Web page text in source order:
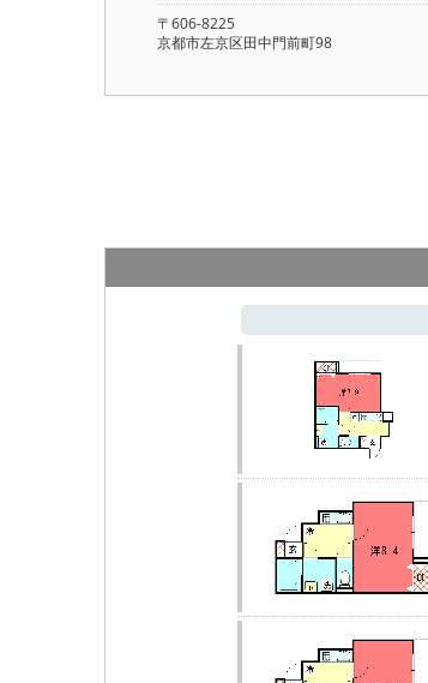
〒606-8225
京都市左京区田中門前町98